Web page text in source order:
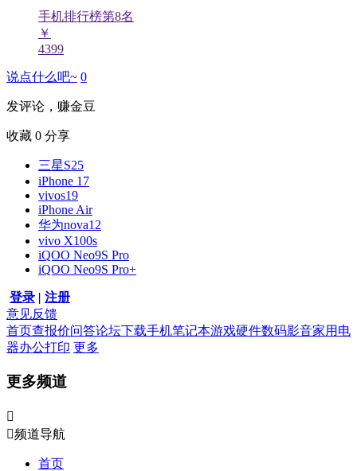
手机排行榜第8名
￥
4399
说点什么吧~ 0
发评论，赚金豆
收藏 0 分享
三星S25
iPhone 17
vivos19
iPhone Air
华为nova12
vivo X100s
iQOO Neo9S Pro
iQOO Neo9S Pro+
登录 | 注册
意见反馈
首页查报价问答论坛下载手机笔记本游戏硬件数码影音家用电
器办公打印 更多
更多频道

频道导航
首页